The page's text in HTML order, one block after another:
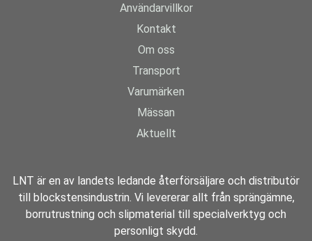
Användarvillkor
Kontakt
Om oss
Transport
Varumärken
Mässan
Aktuellt
LNT är en av landets ledande återförsäljare och distributör
till blockstensindustrin. Vi levererar allt från sprängämne,
borrutrustning och slipmaterial till specialverktyg och
personligt skydd.